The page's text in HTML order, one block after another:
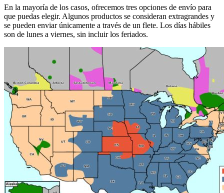
En la mayoría de los casos, ofrecemos tres opciones de envío para
que puedas elegir. Algunos productos se consideran extragrandes y
se pueden enviar únicamente a través de un flete. Los días hábiles
son de lunes a viernes, sin incluir los feriados.